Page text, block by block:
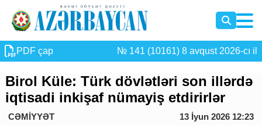
PDF çap № 141 (10161) 8 avqust 2026-cı il
Birol Küle: Türk dövlətləri son illərdə
iqtisadi inkişaf nümayiş etdirirlər
CƏMİYYƏT 13 İyun 2026 12:23